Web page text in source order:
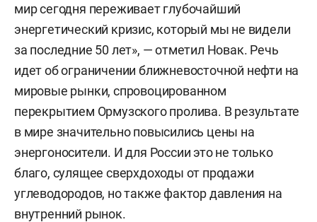
мир сегодня переживает глубочайший
энергетический кризис, который мы не видели
за последние 50 лет», — отметил Новак. Речь
идет об ограничении ближневосточной нефти на
мировые рынки, спровоцированном
перекрытием Ормузского пролива. В результате
в мире значительно повысились цены на
энергоносители. И для России это не только
благо, сулящее сверхдоходы от продажи
углеводородов, но также фактор давления на
внутренний рынок.